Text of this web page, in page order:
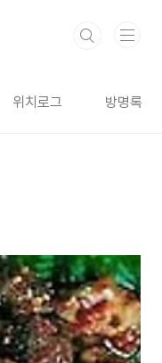
위치로그 방명록